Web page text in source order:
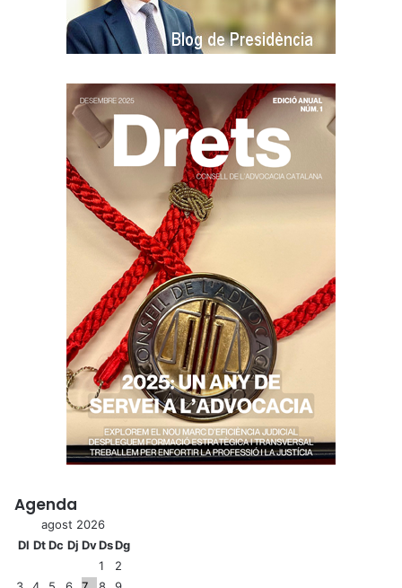
Agenda
agost 2026
Dl DtDc Dj DvDsDg
1
2